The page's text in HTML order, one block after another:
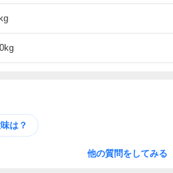
は？
他の質問をしてみる